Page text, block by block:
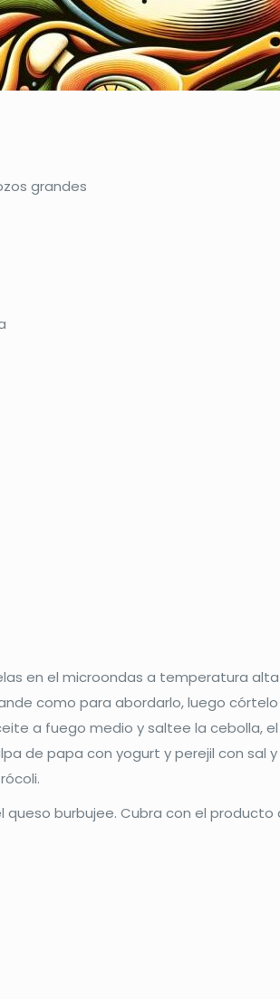
grandes
en el microondas a temperatura
como para abordarlo, luego
a fuego medio y saltee la cebolla,
de papa con yogurt y perejil con
burbujee. Cubra con el producto